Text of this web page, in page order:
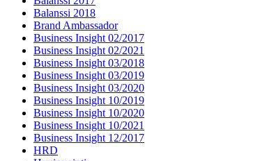
Balanssi 2018
Brand Ambassador
Business Insight 02/2017
Business Insight 02/2021
Business Insight 03/2018
Business Insight 03/2019
Business Insight 03/2020
Business Insight 10/2019
Business Insight 10/2020
Business Insight 10/2021
Business Insight 12/2017
HRD